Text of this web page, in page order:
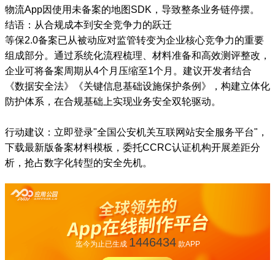
物流App因使用未备案的地图SDK，导致整条业务链停摆。
结语：从合规成本到安全竞争力的跃迁
等保2.0备案已从被动应对监管转变为企业核心竞争力的重要
组成部分。通过系统化流程梳理、材料准备和高效测评整改，
企业可将备案周期从4个月压缩至1个月。建议开发者结合
《数据安全法》《关键信息基础设施保护条例》，构建立体化
防护体系，在合规基础上实现业务安全双轮驱动。
行动建议：立即登录"全国公安机关互联网站安全服务平台"，
下载最新版备案材料模板，委托CCRC认证机构开展差距分
析，抢占数字化转型的安全先机。
迄今为止已生成 1446434款APP